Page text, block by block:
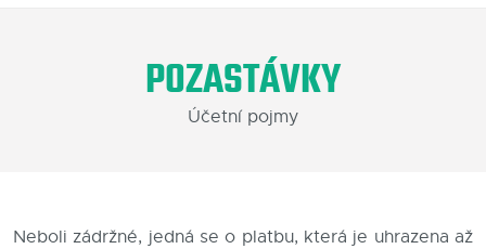
Varianty software
Kariéra
POZASTÁVKY
Účetní pojmy
Neboli zádržné, jedná se o platbu, která je uhrazena až